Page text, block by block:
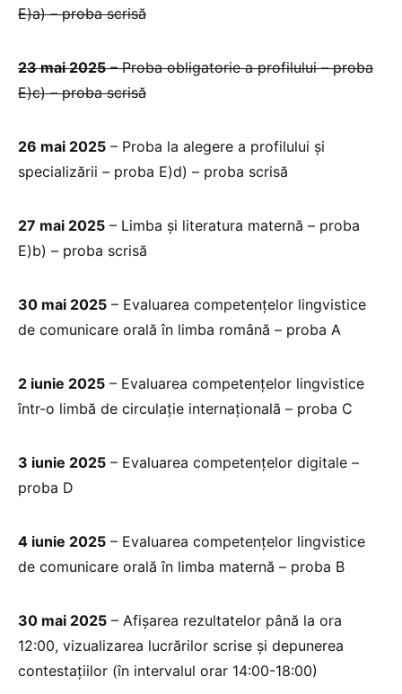
E)a) – proba scrisă
23 mai 2025– Proba obligatorie a profilului – proba
E)c) – proba scrisă
26 mai 2025 – Proba la alegere a profilului și
specializării – proba E)d) – proba scrisă
27 mai 2025 – Limba și literatura maternă – proba
E)b) – proba scrisă
30 mai 2025 – Evaluarea competențelor lingvistice
de comunicare orală în limba română – proba A
2 iunie 2025 – Evaluarea competențelor lingvistice
într-o limbă de circulație internațională – proba C
3 iunie 2025 – Evaluarea competențelor digitale –
proba D
4 iunie 2025 – Evaluarea competențelor lingvistice
de comunicare orală în limba maternă – proba B
30 mai 2025 – Afișarea rezultatelor până la ora
12:00, vizualizarea lucrărilor scrise și depunerea
contestațiilor (în intervalul orar 14:00-18:00)